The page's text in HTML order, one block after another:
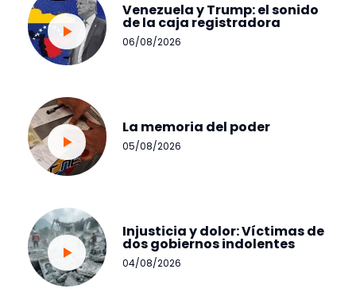
Venezuela y Trump: el sonido
de la caja registradora
06/08/2026
La memoria del poder
05/08/2026
Injusticia y dolor: Víctimas de
dos gobiernos indolentes
04/08/2026